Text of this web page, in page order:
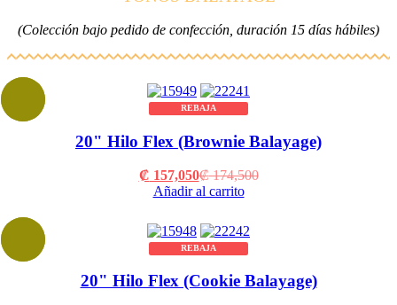
(Colección bajo pedido de confección, duración 15 días hábiles)
REBAJA
20" Hilo Flex (Brownie Balayage)
₡ 157,050Current
price
₡ 157,050.
₡174,500Original
Añadir al carrito
REBAJA
20" Hilo Flex (Cookie Balayage)